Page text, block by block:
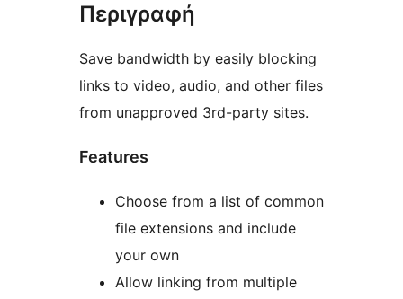
Περιγραφή
Save bandwidth by easily blocking
links to video, audio, and other files
from unapproved 3rd-party sites.
Features
Choose from a list of common
file extensions and include
your own
Allow linking from multiple